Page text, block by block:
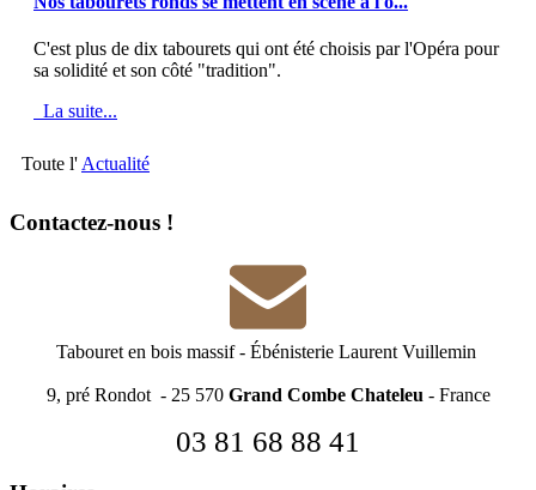
C'est plus de dix tabourets qui ont été choisis par l'Opéra pour
sa solidité et son côté "tradition".
La suite...
Toute l' Actualité
Contactez-nous !
Tabouret en bois massif- Ébénisterie Laurent Vuillemin
9, pré Rondot - 25 570 Grand Combe Chateleu - France
03 81 68 88 41